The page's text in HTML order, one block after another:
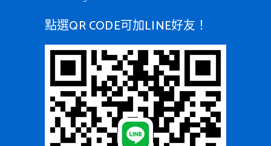
點選QR CODE可加LINE好友！